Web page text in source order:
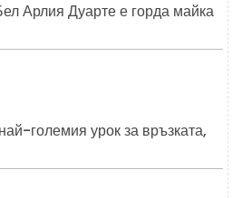
Арлия Дуарте е горда майка
големия урок за връзката,